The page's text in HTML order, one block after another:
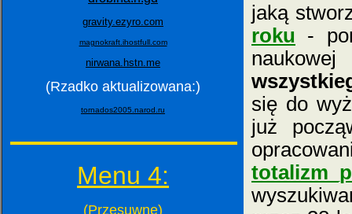
gravity.ezyro.com
magnokraft.ihostfull.com
nirwana.hstn.me
(Rzadko aktualizowana:)
tornados2005.narod.ru
Menu 4:
(Przesuwne)
jaką
roku -
się do
już